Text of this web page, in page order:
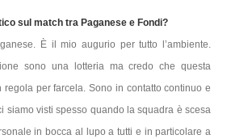
sul match tra Paganese e Fondi?
È il mio augurio per tutto l’ambiente.
sono una lotteria ma credo che questa
regola per farcela. Sono in contatto continuo e
siamo visti spesso quando la squadra è scesa
in bocca al lupo a tutti e in particolare a